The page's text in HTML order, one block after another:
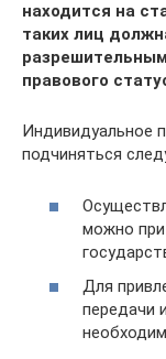
находится на
таких лиц
правового
Индивидуальное
подчиняться
можно
Для
передачи